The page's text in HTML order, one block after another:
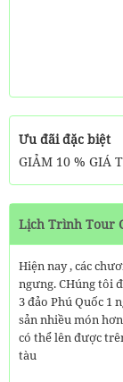
Ưu đãi đặc biệt
GIẢM 10 % GIÁ
Lịch Trình Tour
Hiện nay , các
ngưng. CHúng tôi
3 đảo Phú Quốc 1
sản nhiều món
có thể lên được
tàu